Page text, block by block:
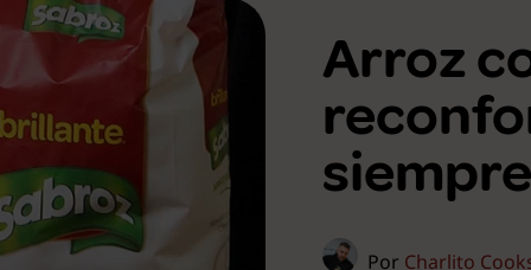
Recetas con Thermomix
Recetas en microondas
Recetas vegetarianas
Recetas veganas
Ver todas
Arroz
Por Charlito